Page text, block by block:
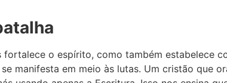
o espírito, como também estabelece
manifesta em meio às lutas. Um cristão que